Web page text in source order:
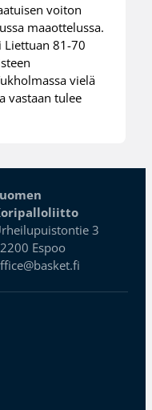
voiton
maaottelussa.
Liettuan 81-70
vielä
vastaan tulee
3
Espoo